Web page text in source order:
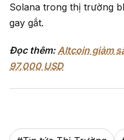
Solana trong thị trường
gay gắt.
Đọc thêm: Altcoin giảm
97,000 USD